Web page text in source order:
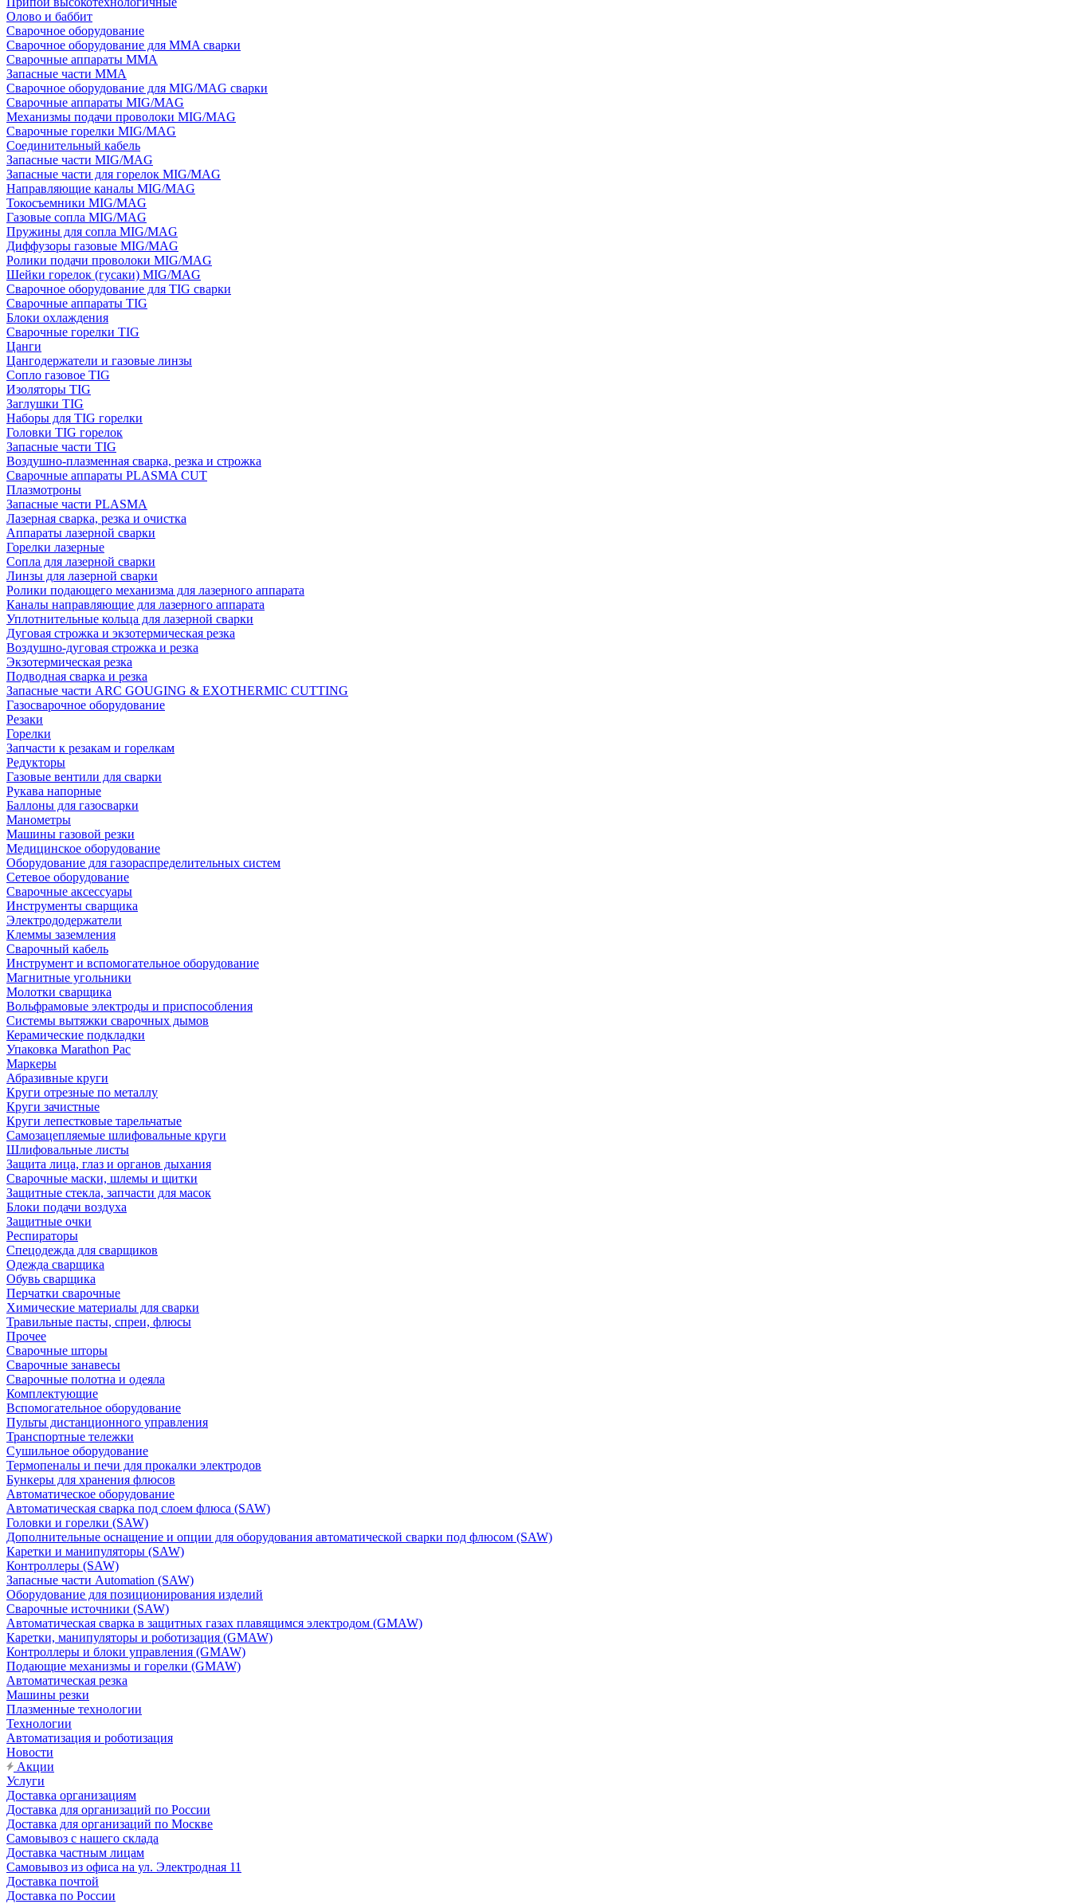
Олово и баббит
Сварочное оборудование
Сварочное оборудование для MMA сварки
Сварочные аппараты MMA
Запасные части MMA
Сварочное оборудование для MIG/MAG сварки
Сварочные аппараты MIG/MAG
Механизмы подачи проволоки MIG/MAG
Сварочные горелки MIG/MAG
Соединительный кабель
Запасные части MIG/MAG
Запасные части для горелок MIG/MAG
Направляющие каналы MIG/MAG
Токосъемники MIG/MAG
Газовые сопла MIG/MAG
Пружины для сопла MIG/MAG
Диффузоры газовые MIG/MAG
Ролики подачи проволоки MIG/MAG
Шейки горелок (гусаки) MIG/MAG
Сварочное оборудование для TIG сварки
Сварочные аппараты TIG
Блоки охлаждения
Сварочные горелки TIG
Цанги
Цангодержатели и газовые линзы
Сопло газовое TIG
Изоляторы TIG
Заглушки TIG
Наборы для TIG горелки
Головки TIG горелок
Запасные части TIG
Воздушно-плазменная сварка, резка и строжка
Сварочные аппараты PLASMA CUT
Плазмотроны
Запасные части PLASMA
Лазерная сварка, резка и очистка
Аппараты лазерной сварки
Горелки лазерные
Сопла для лазерной сварки
Линзы для лазерной сварки
Ролики подающего механизма для лазерного аппарата
Каналы направляющие для лазерного аппарата
Уплотнительные кольца для лазерной сварки
Дуговая строжка и экзотермическая резка
Воздушно-дуговая строжка и резка
Экзотермическая резка
Подводная сварка и резка
Запасные части ARC GOUGING & EXOTHERMIC CUTTING
Газосварочное оборудование
Резаки
Горелки
Запчасти к резакам и горелкам
Редукторы
Газовые вентили для сварки
Рукава напорные
Баллоны для газосварки
Манометры
Машины газовой резки
Медицинское оборудование
Оборудование для газораспределительных систем
Сетевое оборудование
Сварочные аксессуары
Инструменты сварщика
Электрододержатели
Клеммы заземления
Сварочный кабель
Инструмент и вспомогательное оборудование
Магнитные угольники
Молотки сварщика
Вольфрамовые электроды и приспособления
Системы вытяжки сварочных дымов
Керамические подкладки
Упаковка Marathon Pac
Маркеры
Абразивные круги
Круги отрезные по металлу
Круги зачистные
Круги лепестковые тарельчатые
Самозацепляемые шлифовальные круги
Шлифовальные листы
Защита лица, глаз и органов дыхания
Сварочные маски, шлемы и щитки
Защитные стекла, запчасти для масок
Блоки подачи воздуха
Защитные очки
Респираторы
Спецодежда для сварщиков
Одежда сварщика
Обувь сварщика
Перчатки сварочные
Химические материалы для сварки
Травильные пасты, спреи, флюсы
Прочее
Сварочные шторы
Сварочные занавесы
Сварочные полотна и одеяла
Комплектующие
Вспомогательное оборудование
Пульты дистанционного управления
Транспортные тележки
Сушильное оборудование
Термопеналы и печи для прокалки электродов
Бункеры для хранения флюсов
Автоматическое оборудование
Автоматическая сварка под слоем флюса (SAW)
Головки и горелки (SAW)
Дополнительные оснащение и опции для оборудования автоматической сварки под флюсом (SAW)
Каретки и манипуляторы (SAW)
Контроллеры (SAW)
Запасные части Automation (SAW)
Оборудование для позиционирования изделий
Сварочные источники (SAW)
Автоматическая сварка в защитных газах плавящимся электродом (GMAW)
Каретки, манипуляторы и роботизация (GMAW)
Контроллеры и блоки управления (GMAW)
Подающие механизмы и горелки (GMAW)
Автоматическая резка
Машины резки
Плазменные технологии
Технологии
Автоматизация и роботизация
Новости
Акции
Услуги
Доставка организациям
Доставка для организаций по России
Доставка для организаций по Москве
Самовывоз с нашего склада
Доставка частным лицам
Самовывоз из офиса на ул. Электродная 11
Доставка почтой
Доставка по России